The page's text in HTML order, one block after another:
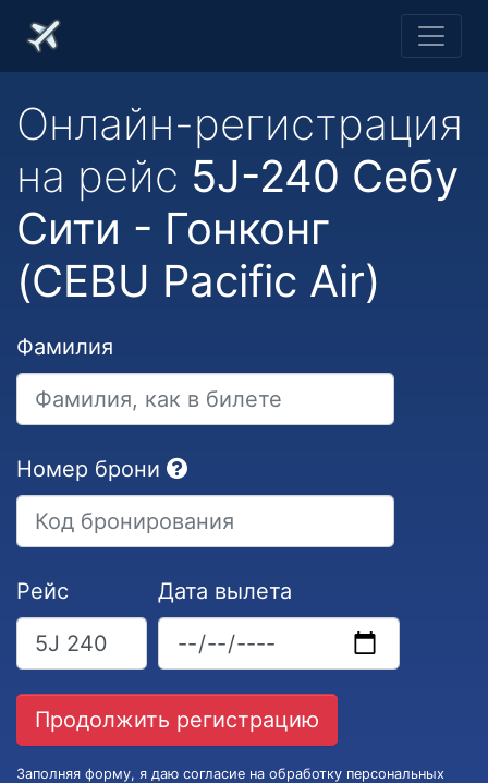
Онлайн-регистрация
на рейс 5J-240 Себу
Сити - Гонконг
(CEBU Pacific Air)
Фамилия
Номер брони
Рейс Дата вылета
Заполняя форму, я даю согласие на обработку персональных